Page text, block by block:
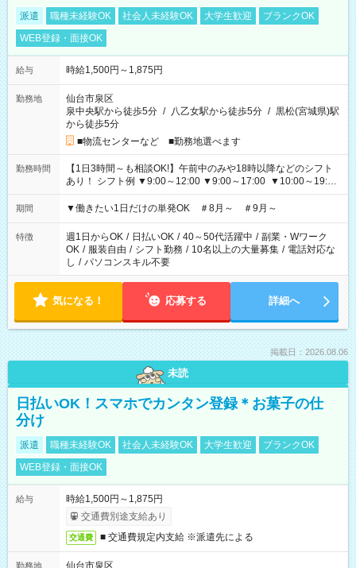
派遣 職種未経験OK 社会人未経験OK 大学生歓迎
ブランクOK
WEB登録・面接OK
給与 時給1,500円～1,875円
勤務地
仙台市泉区
泉中央駅から徒歩5分 / 八乙女駅から徒歩5分 / 黒松(宮城県)駅
から徒歩5分
■物流センターなど ■勤務地選べます
勤務時間
【1日3時間～も相談OK!】午前中のみや18時以降などのシフト
あり！ シフト例 ▼9:00～12:00 ▼9:00～17:00 ▼10:00～19:00
▼18:00～21:00
期間 ▼働きたい1日だけの単発OK ＃8月～ ＃9月～
特徴 週1日からOK / 日払いOK / 40～50代活躍中 / 副業・Wワーク
OK / 服装自由 / シフト勤務 / 10名以上の大量募集 / 電話対応な
し / パソコンスキル不要
気になる！ 応募する 詳細へ
掲載日：2026.08.06
未読
日払いOK！スマホでカンタン登録＊お菓子の仕
分け
派遣 職種未経験OK 社会人未経験OK 大学生歓迎
ブランクOK
WEB登録・面接OK
給与
時給1,500円～1,875円
交通費別途支給あり
交通費 ■ 交通費規定内支給 ※派遣先による
勤務地 仙台市泉区